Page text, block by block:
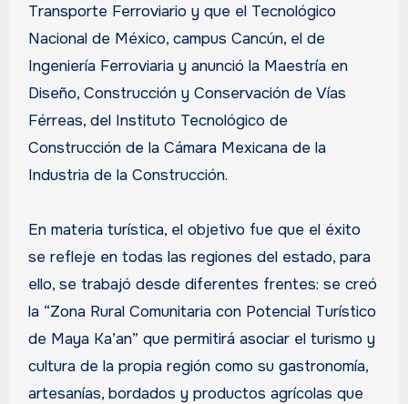
Transporte Ferroviario y que el Tecnológico
Nacional de México, campus Cancún, el de
Ingeniería Ferroviaria y anunció la Maestría en
Diseño, Construcción y Conservación de Vías
Férreas, del Instituto Tecnológico de
Construcción de la Cámara Mexicana de la
Industria de la Construcción.
En materia turística, el objetivo fue que el éxito
se refleje en todas las regiones del estado, para
ello, se trabajó desde diferentes frentes: se creó
la “Zona Rural Comunitaria con Potencial Turístico
de Maya Ka’an” que permitirá asociar el turismo y
cultura de la propia región como su gastronomía,
artesanías, bordados y productos agrícolas que